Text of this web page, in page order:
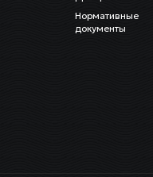
Нормативные
документы